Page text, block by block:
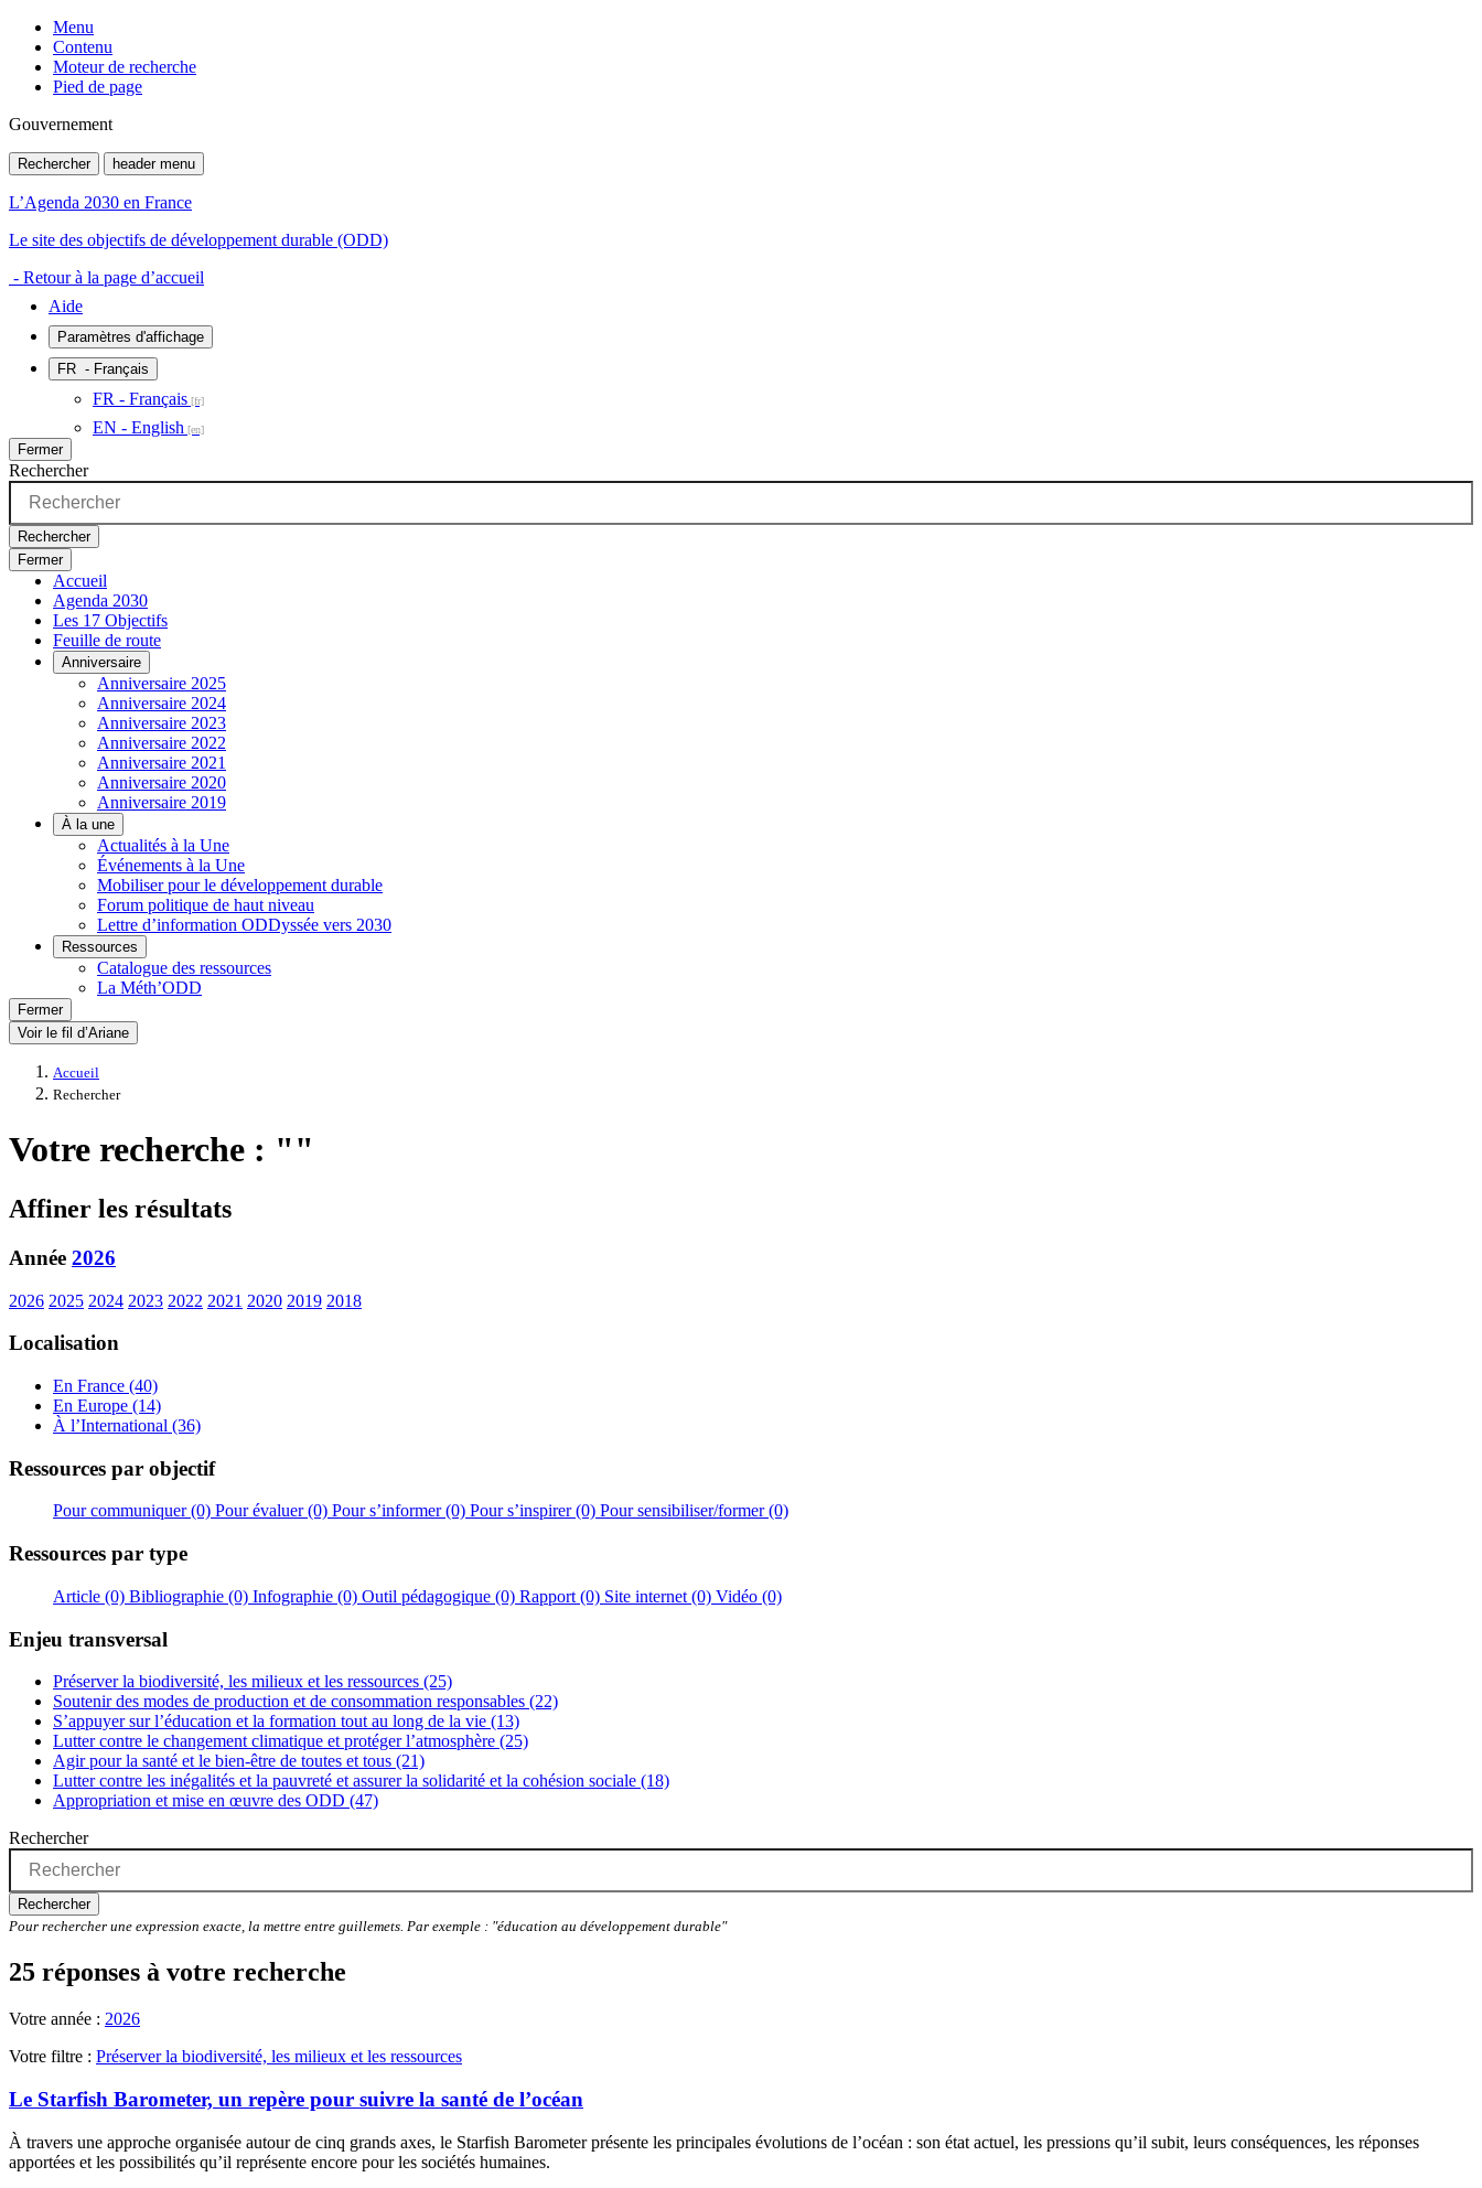
Menu
Contenu
Moteur de recherche
Pied de page
Gouvernement
Rechercher header menu
L’Agenda 2030 en France
Le site des objectifs de développement durable (ODD)
- Retour à la page d’accueil
Aide
Paramètres d'affichage
FR - Français
FR - Français
EN - English
Fermer
Rechercher
Rechercher
Fermer
Accueil
Agenda 2030
Les 17 Objectifs
Feuille de route
Anniversaire
Anniversaire 2025
Anniversaire 2024
Anniversaire 2023
Anniversaire 2022
Anniversaire 2021
Anniversaire 2020
Anniversaire 2019
À la une
Actualités à la Une
Événements à la Une
Mobiliser pour le développement durable
Forum politique de haut niveau
Lettre d’information ODDyssée vers 2030
Ressources
Catalogue des ressources
La Méth’ODD
Fermer
Voir le fil d’Ariane
Accueil
Rechercher
Votre recherche : ""
Affiner les résultats
Année 2026
2026 2025 2024 2023 2022 2021 2020 2019 2018
Localisation
En France (40)
En Europe (14)
À l’International (36)
Ressources par objectif
Pour communiquer (0) Pour évaluer (0) Pour s’informer (0) Pour s’inspirer (0) Pour sensibiliser/former (0)
Ressources par type
Article (0) Bibliographie (0) Infographie (0) Outil pédagogique (0) Rapport (0) Site internet (0) Vidéo (0)
Enjeu transversal
Préserver la biodiversité, les milieux et les ressources (25)
Soutenir des modes de production et de consommation responsables (22)
S’appuyer sur l’éducation et la formation tout au long de la vie (13)
Lutter contre le changement climatique et protéger l’atmosphère (25)
Agir pour la santé et le bien-être de toutes et tous (21)
Lutter contre les inégalités et la pauvreté et assurer la solidarité et la cohésion sociale (18)
Appropriation et mise en œuvre des ODD (47)
Rechercher
Rechercher
Pour rechercher une expression exacte, la mettre entre guillemets. Par exemple : "éducation au développement durable"
25 réponses à votre recherche
Votre année : 2026
Votre filtre : Préserver la biodiversité, les milieux et les ressources
Le Starfish Barometer, un repère pour suivre la santé de l’océan
À travers une approche organisée autour de cinq grands axes, le Starfish Barometer présente les principales évolutions de l’océan : son état actuel, les pressions qu’il subit, leurs conséquences, les réponses
apportées et les possibilités qu’il représente encore pour les sociétés humaines.